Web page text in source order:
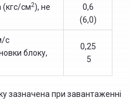
(кгс/см2), не
0,6
(6,0)
с
блоку,
0,25
5
зазначена при завантаженні